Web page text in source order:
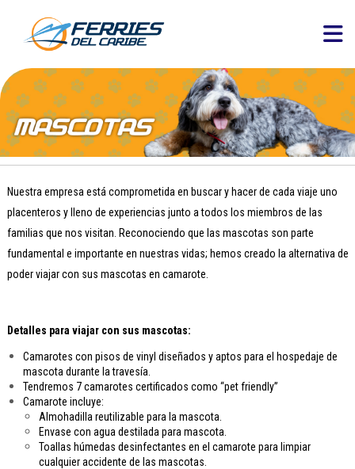
Nuestra empresa está comprometida en buscar y hacer de cada viaje uno
placenteros y lleno de experiencias junto a todos los miembros de las
familias que nos visitan. Reconociendo que las mascotas son parte
fundamental e importante en nuestras vidas; hemos creado la alternativa de
poder viajar con sus mascotas en camarote.
Detalles para viajar con sus mascotas:
Camarotes con pisos de vinyl diseñados y aptos para el hospedaje de
mascota durante la travesía.
Tendremos 7 camarotes certificados como “pet friendly”
Camarote incluye:
Almohadilla reutilizable para la mascota.
Envase con agua destilada para mascota.
Toallas húmedas desinfectantes en el camarote para limpiar
cualquier accidente de las mascotas.